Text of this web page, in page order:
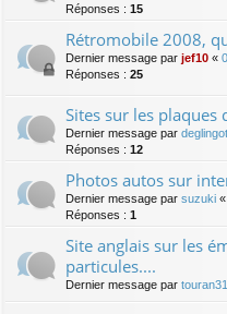
Réponses : 15
Rétromobile 2008,
Dernier message par jef10 «
Réponses : 25
Sites sur les
Dernier message par deglingot
Réponses : 12
Photos autos sur
Dernier message par suzuki «
Réponses : 1
Site anglais sur les
particules....
Dernier message par